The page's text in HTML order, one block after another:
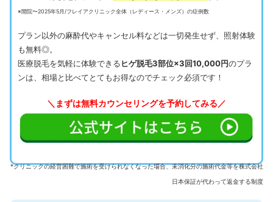
※開院〜2025年5月/フレイアクリニック全体（レディース・メンズ）の症例数
プラン以外の麻酔代やキャンセル料などは一切発生せず、照射体験
も無料◎。
医療脱毛を気軽に体験できるヒゲ脱毛3部位×3回10,000円のプラ
ンは、相場と比べてとてもお得なのでチェック必須です！
＼まずは無料カウンセリングを予約してみる／
*クリニックの経営困難で施術を受けられなくなった場合、未消化分の施術代金等を株式会社
日本保証が代わって返金する制度